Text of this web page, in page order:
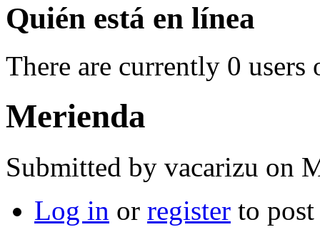
Quién está en línea
There are currently 0 users
Merienda
Submitted by vacarizu on
Log in or register to